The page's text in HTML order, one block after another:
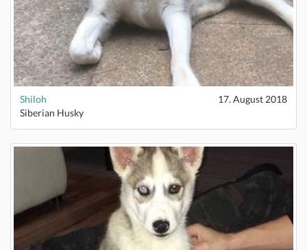
Shiloh
17. August 2018
Siberian Husky